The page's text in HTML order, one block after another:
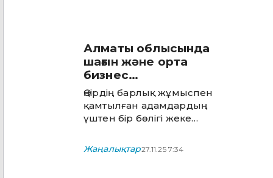
Алматы облысында
шағын және орта
бизнес
субъектілерінің саны
156 мыңнан асты
Өңірдің барлық жұмыспен
қамтылған адамдардың
үштен бір бөлігі жеке
еңбек етеді
Жаңалықтар27.11.25 7:34